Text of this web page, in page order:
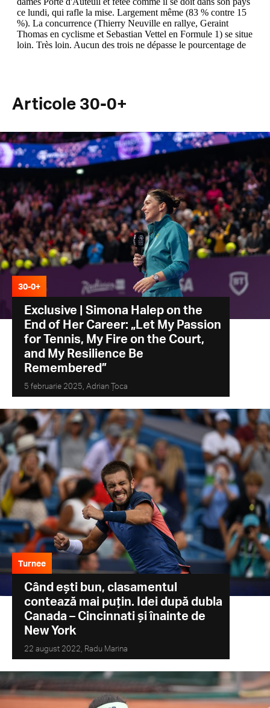
Articole 30-0+
30-0+
Exclusive | Simona Halep on the
End of Her Career: „Let My Passion
for Tennis, My Fire on the Court,
and My Resilience Be
Remembered”
5 februarie 2025, Adrian Țoca
Turnee
Când ești bun, clasamentul
contează mai puțin. Idei după dubla
Canada – Cincinnati și înainte de
New York
22 august 2022, Radu Marina